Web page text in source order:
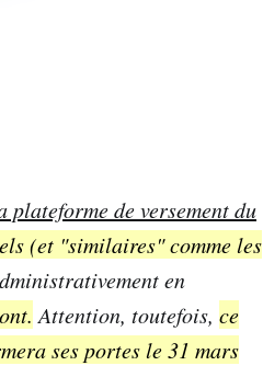
plateforme de versement du
(et "similaires" comme les
en
Attention, toutefois, ce
ses portes le 31 mars